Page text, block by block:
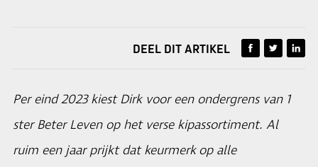
DEEL DIT ARTIKEL
Per eind 2023 kiest Dirk voor een ondergrens van 1
ster Beter Leven op het verse kipassortiment. Al
ruim een jaar prijkt dat keurmerk op alle